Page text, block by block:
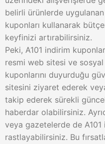
belirli ürünlerde
kuponları kullanarak
keyfinizi artırabilirsiniz.
Peki, A101 indirim
resmi web sitesi ve
kuponlarını duyurduğu
sitesini ziyaret ederek
takip ederek sürekli
haberdar olabilirsiniz.
veya gazetelerde de A101
rastlayabilirsiniz. Bu